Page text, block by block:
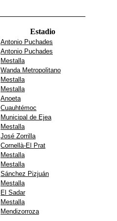
Estadio
Antonio Puchades
Antonio Puchades
Mestalla
Wanda Metropolitano
Mestalla
Mestalla
Anoeta
Cuauhtémoc
Municipal de Ejea
Mestalla
José Zorrilla
Cornellà-El Prat
Mestalla
Mestalla
Sánchez Pizjuán
Mestalla
El Sadar
Mestalla
Mendizorroza